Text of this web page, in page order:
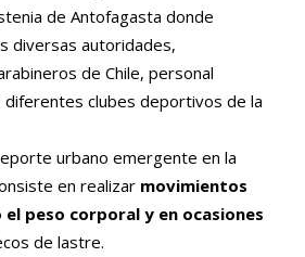
de Antofagasta donde
diversas autoridades,
de Chile, personal
diferentes clubes deportivos de la
urbano emergente en la
en realizar movimientos
peso corporal y en ocasiones
de lastre.